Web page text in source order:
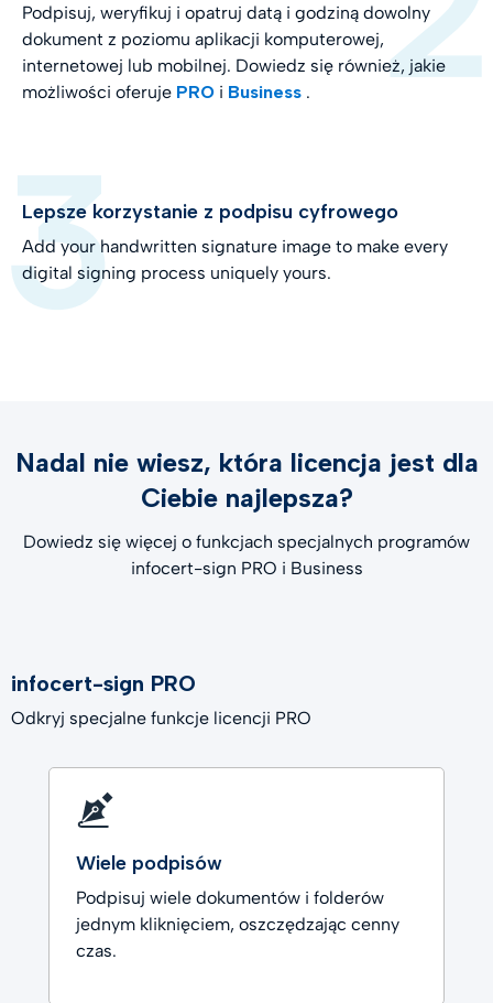
Podpisuj, weryfikuj i opatruj datą i godziną dowolny
dokument z poziomu aplikacji komputerowej,
internetowej lub mobilnej. Dowiedz się również, jakie
możliwości oferuje PRO i Business .
Lepsze korzystanie z podpisu cyfrowego
Add your handwritten signature image to make every
digital signing process uniquely yours.
Nadal nie wiesz, która licencja jest dla
Ciebie najlepsza?
Dowiedz się więcej o funkcjach specjalnych programów
infocert-sign PRO i Business
infocert-sign PRO
Odkryj specjalne funkcje licencji PRO
Wiele podpisów
Podpisuj wiele dokumentów i folderów
jednym kliknięciem, oszczędzając cenny
czas.